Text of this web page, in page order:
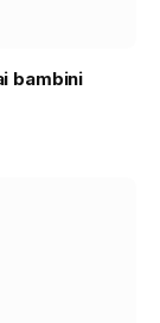
bambini